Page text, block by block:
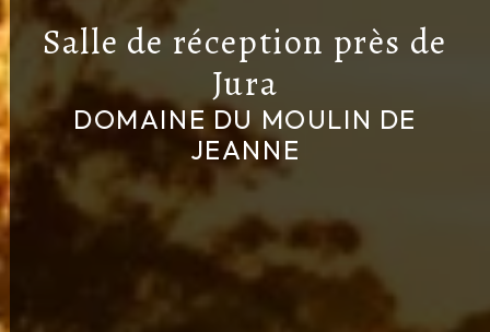
Salle de réception près de
Jura
DOMAINE DU MOULIN DE
JEANNE